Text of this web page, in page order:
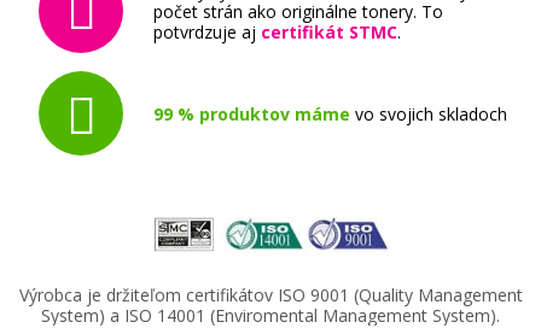
počet strán ako originálne tonery. To
potvrdzuje aj certifikát STMC.
99 % produktov máme vo svojich skladoch
Výrobca je držiteľom certifikátov ISO 9001 (Quality Management
System) a ISO 14001 (Enviromental Management System).